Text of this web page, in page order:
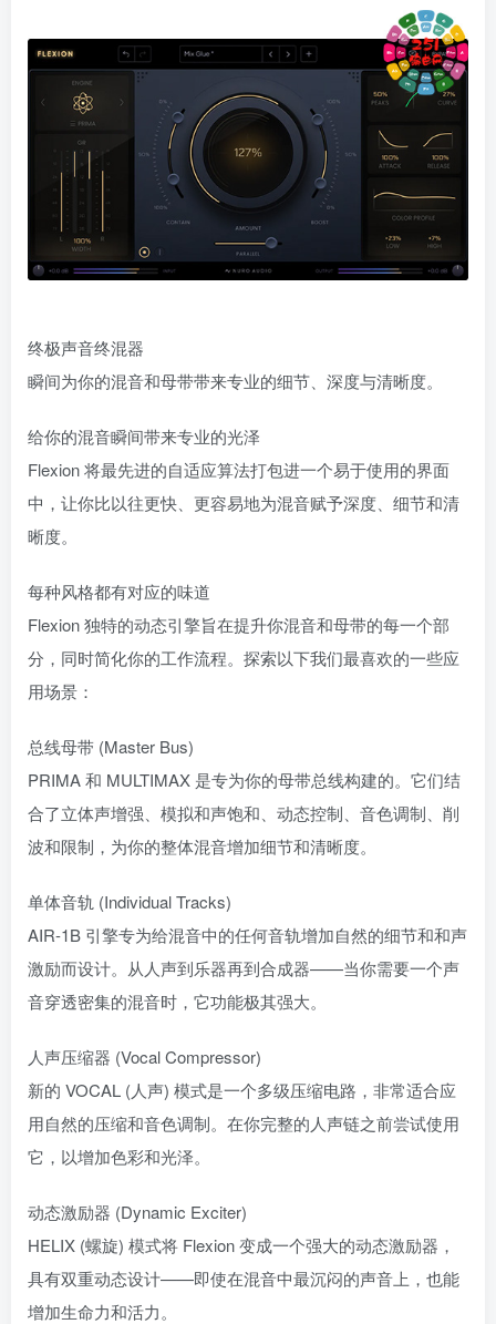
终极声音终混器
瞬间为你的混音和母带带来专业的细节、深度与清晰度。
给你的混音瞬间带来专业的光泽
Flexion 将最先进的自适应算法打包进一个易于使用的界面
中，让你比以往更快、更容易地为混音赋予深度、细节和清
晰度。
每种风格都有对应的味道
Flexion 独特的动态引擎旨在提升你混音和母带的每一个部
分，同时简化你的工作流程。探索以下我们最喜欢的一些应
用场景：
总线母带 (Master Bus)
PRIMA 和 MULTIMAX 是专为你的母带总线构建的。它们结
合了立体声增强、模拟和声饱和、动态控制、音色调制、削
波和限制，为你的整体混音增加细节和清晰度。
单体音轨 (Individual Tracks)
AIR-1B 引擎专为给混音中的任何音轨增加自然的细节和和声
激励而设计。从人声到乐器再到合成器——当你需要一个声
音穿透密集的混音时，它功能极其强大。
人声压缩器 (Vocal Compressor)
新的 VOCAL (人声) 模式是一个多级压缩电路，非常适合应
用自然的压缩和音色调制。在你完整的人声链之前尝试使用
它，以增加色彩和光泽。
动态激励器 (Dynamic Exciter)
HELIX (螺旋) 模式将 Flexion 变成一个强大的动态激励器，
具有双重动态设计——即使在混音中最沉闷的声音上，也能
增加生命力和活力。